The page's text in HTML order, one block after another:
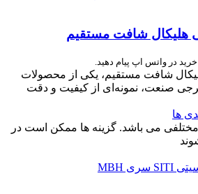
هلیکال شافت مستقیم
در واتس اپ پیام دهید.
شافت مستقیم، یکی از محصولات
صنعت، نمونه‌ای از کیفیت و دقت
ها
مختلفی می باشد. گزینه ها ممکن است در